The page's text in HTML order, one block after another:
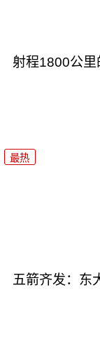
射程1800公里
最热
五箭齐发：东